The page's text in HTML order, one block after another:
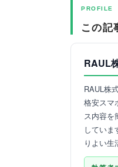
PROFILE
この記
RAUL
RAUL株
格安スマ
ス内容を
していま
りよい生